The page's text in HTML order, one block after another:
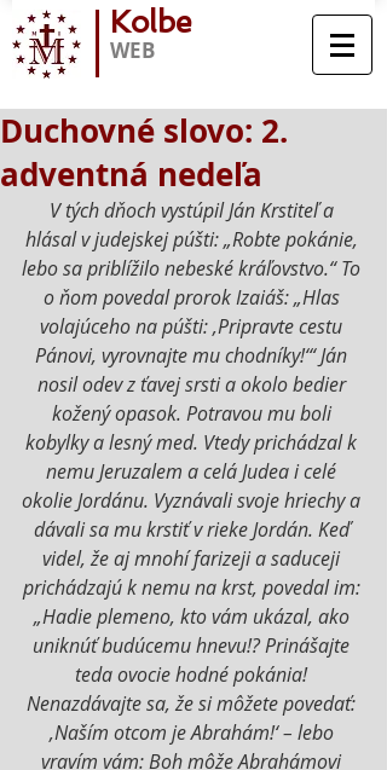
Kolbe
WEB
Duchovné slovo: 2.
adventná nedeľa
V tých dňoch vystúpil Ján Krstiteľ a
hlásal v judejskej púšti: „Robte pokánie,
lebo sa priblížilo nebeské kráľovstvo.“ To
o ňom povedal prorok Izaiáš: „Hlas
volajúceho na púšti: ‚Pripravte cestu
Pánovi, vyrovnajte mu chodníky!‘“ Ján
nosil odev z ťavej srsti a okolo bedier
kožený opasok. Potravou mu boli
kobylky a lesný med. Vtedy prichádzal k
nemu Jeruzalem a celá Judea i celé
okolie Jordánu. Vyznávali svoje hriechy a
dávali sa mu krstiť v rieke Jordán. Keď
videl, že aj mnohí farizeji a saduceji
prichádzajú k nemu na krst, povedal im:
„Hadie plemeno, kto vám ukázal, ako
uniknúť budúcemu hnevu!? Prinášajte
teda ovocie hodné pokánia!
Nenazdávajte sa, že si môžete povedať:
‚Naším otcom je Abrahám!‘ – lebo
vravím vám: Boh môže Abrahámovi